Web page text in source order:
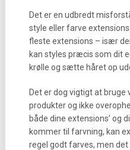
Det er en udbredt
style eller farve
fleste extensions – især
kan styles præcis som dit
krølle og sætte håret op
Det er dog vigtigt at
produkter og ikke
både dine extensions’ og
kommer til farvning, kan
regel godt farves, men